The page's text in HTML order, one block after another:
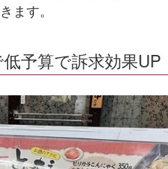
ます。
予算で訴求効果UP